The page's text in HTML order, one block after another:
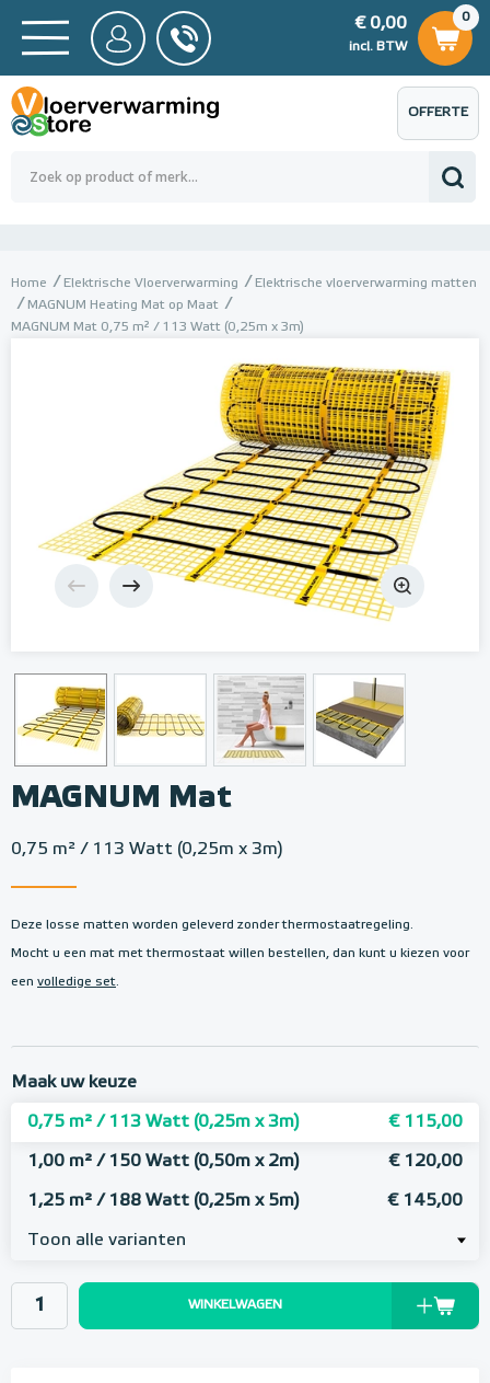
BTW
0,00
0
€ 0,00
incl. BTW
€ 0,00
OFFERTE
AANVRAGEN
Home Elektrische Vloerverwarming
Elektrische vloerverwarming matten
MAGNUM Heating Mat op Maat
MAGNUM Mat 0,75 m² / 113 Watt (0,25m x 3m)
MAGNUM Mat
0,75 m² / 113 Watt (0,25m x 3m)
Deze losse matten worden geleverd zonder thermostaatregeling.
Mocht u een mat met thermostaat willen bestellen, dan kunt u kiezen voor
een volledige set.
Maak uw keuze
0,75 m² / 113 Watt (0,25m x 3m) € 115,00
1,00 m² / 150 Watt (0,50m x 2m) € 120,00
1,25 m² / 188 Watt (0,25m x 5m) € 145,00
Toon alle varianten
WINKELWAGEN